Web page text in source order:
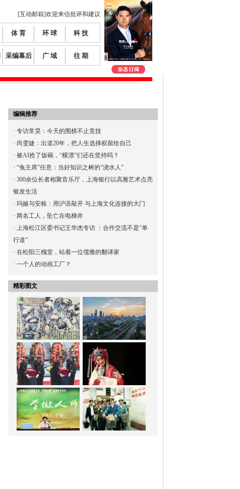
[互动邮箱]欢迎来信批评和建议
体 育 环 球 科 技
采编幕后 广 域 往 期
编辑推荐
· 专访常昊：今天的围棋不止竞技
· 尚雯婕：出道20年，把人生选择权留给自己
· 被AI抢了饭碗，“横漂”们还在坚持吗？
· “兔主席”任意：当好知识之树的“浇水人”
· 300余位长者相聚音乐厅，上海银行以高雅艺术点亮
银发生活
· 玛娅与安栋：用沪语敲开 与上海文化连接的大门
· 两名工人，坠亡在电梯井
· 上海松江区委书记王华杰专访 ：合作交流不是“单
行道”
· 在松阳三槐堂，站着一位儒雅的翻译家
· 一个人的动画工厂？
精彩图文